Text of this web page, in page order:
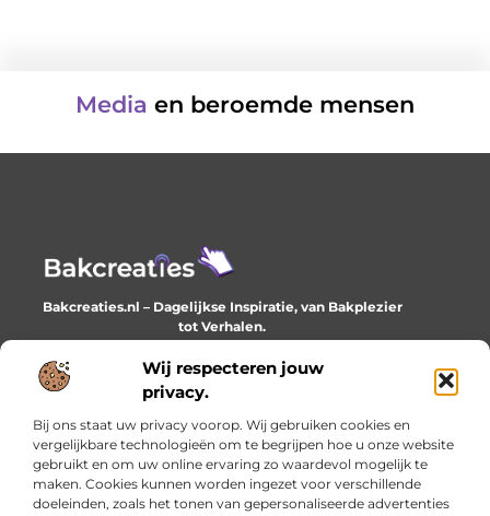
Wij respecteren jouw
privacy.
Bij ons staat uw privacy voorop. Wij gebruiken cookies en
vergelijkbare technologieën om te begrijpen hoe u onze website
gebruikt en om uw online ervaring zo waardevol mogelijk te
maken. Cookies kunnen worden ingezet voor verschillende
doeleinden, zoals het tonen van gepersonaliseerde advertenties
Media en beroemde mensen
Bakcreaties.nl – Dagelijkse Inspiratie, van Bakplezier
tot Verhalen.
Ontdek unieke en creatieve verhalen die je elke dag
verrijken en inspireren.
Onze informatie